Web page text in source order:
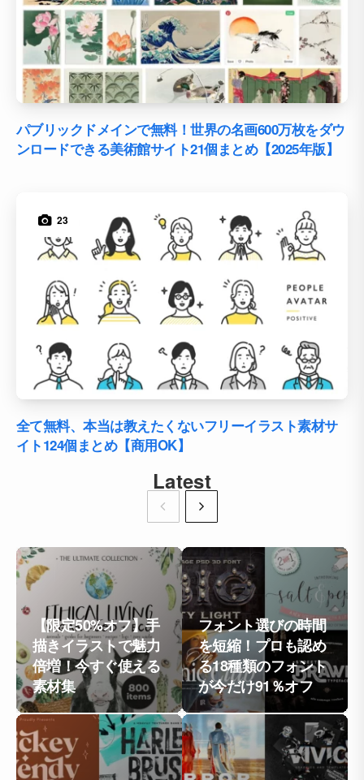
パブリックドメインで無料！世界の名画600万枚をダウ
ンロードできる美術館サイト21個まとめ【2025年版】
23
全て無料、本当は教えたくないフリーイラスト素材サ
イト124個まとめ【商用OK】
Latest
【限定50%オフ】手
描きイラストで魅力
倍増！今すぐ使える
素材集
フォント選びの時間
を短縮！プロも認め
る18種類のフォント
が今だけ91％オフ